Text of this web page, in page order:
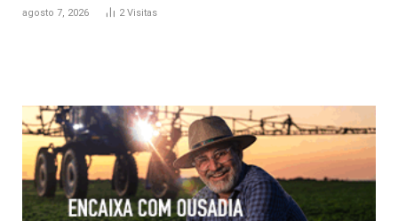
agosto 7, 2026 2Visitas